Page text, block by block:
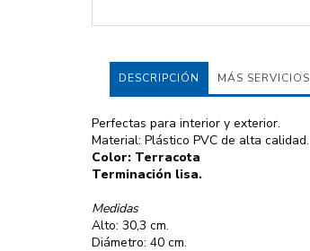
DESCRIPCIÓN MÁS SERVICIOS
Perfectas para interior y exterior.
Material: Plástico PVC de alta calidad.
Color: Terracota
Terminación lisa.
Medidas
Alto: 30,3 cm.
Diámetro: 40 cm.